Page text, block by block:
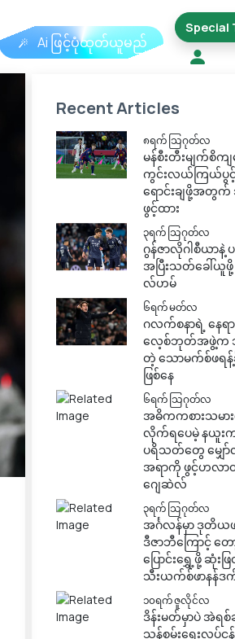
Ai ဖြင့်ပုံထုတ်ယူမည်
Special
Recent Articles
၈ရက် သြဂုတ်လ
မန်စီးတီးမျက်စိ
ကွင်းလယ်ကြယ်ပွ
ရောင်းချဖို့အတွက်
ဖွင့်ထား
၃ရက် သြဂုတ်လ
ဂွန်ဇာလိုဂါစီယာ
အပြီးသတ်ခေါ်ယူဖို့
လ်ဟမ်
၆ရက် မတ်လ
ဂလက်စနာရဲ့ နေ
လေ့စ်ဘုတ်အဖွဲ့က
တဲ့ သောမက်စ်ဖရ
ဖြစ်နေ
၆ရက် သြဂုတ်လ
အဓိကကစားသမ
လိုက်ရပေမဲ့ နယူး
ပရိသတ်တွေ မျှေ
အရာကို ဖွင့်ဟလာ
ဂျေဆဲလ်
၃ရက် သြဂုတ်လ
အင်္ဂလန်မှာ ဒုတိယ
ဒီဇာဘီကြောင့်
ပြောင်းရွှေ့ဖို့ ဆုံ
သီးယက်စ်ဖာနန်ဒ
၁၀ရက် ဇူလိုင်လ
ဒိန်းမတ်မှာပဲ အဲရ
သန်စွမ်းရေးလုပ်င